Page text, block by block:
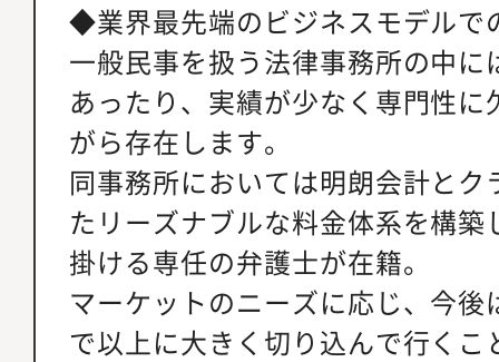
◆業界最先端のビジネスモデルで
一般民事を扱う法律事務所の中
あったり、実績が少なく専門性
がら存在します。
同事務所においては明朗会計と
たリーズナブルな料金体系を構
掛ける専任の弁護士が在籍。
マーケットのニーズに応じ、今
で以上に大きく切り込んで行く